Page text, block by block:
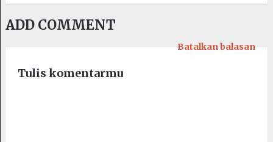
ADD COMMENT
Tulis komentarmu
Batalkan balasan